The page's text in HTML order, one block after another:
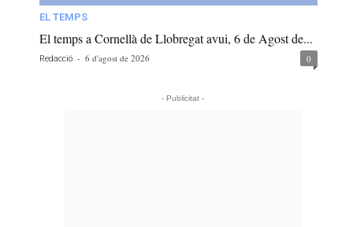
EL TEMPS
El temps a Cornellà de Llobregat avui, 6 de Agost de...
Redacció - 6 d'agost de 2026 0
- Publicitat -